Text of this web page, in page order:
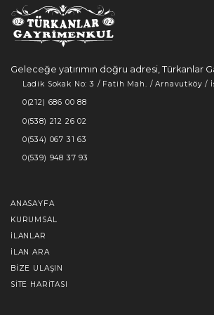
Geleceğe yatırımın doğru adresi, Türkanlar
Ladik Sokak No: 3 / Fatih Mah. / Arnavutköy /
0(212) 686 00 88
0(538) 212 26 02
0(534) 067 31 63
0(539) 948 37 93
ANASAYFA
KURUMSAL
İLANLAR
İLAN ARA
BIZE ULAŞIN
SITE HARITASI